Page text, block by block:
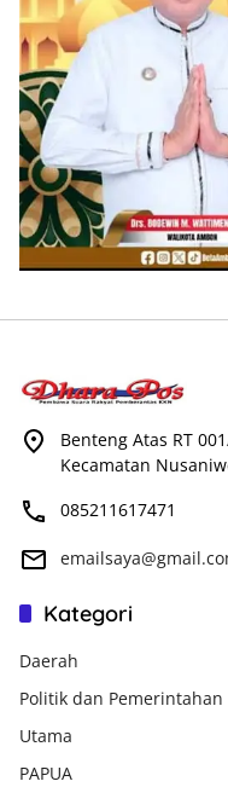
Benteng Atas RT
Kecamatan
085211617471
Kategori
Daerah
Politik dan Pemerintahan
Utama
PAPUA